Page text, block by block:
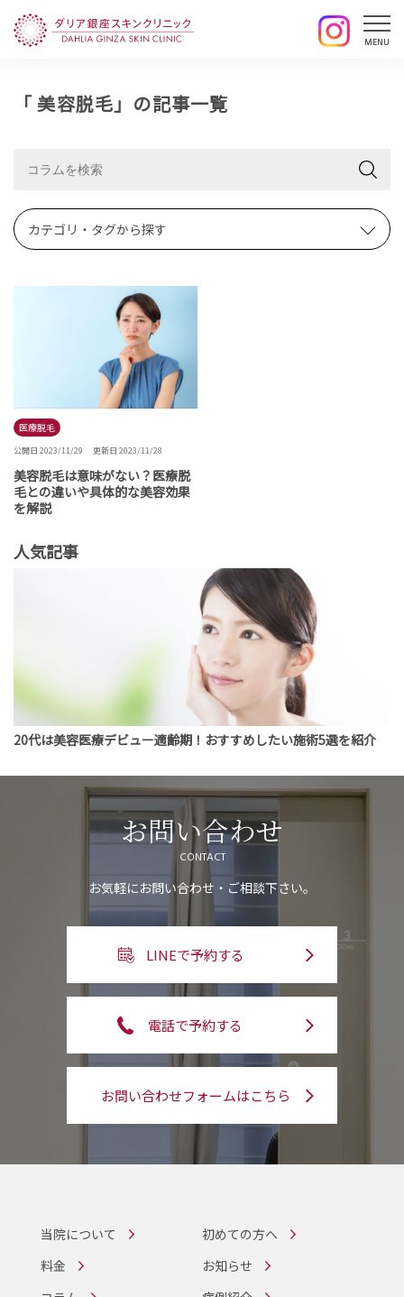
「 美容脱毛」の記事一覧
カテゴリ・タグから探す
医療脱毛
公開日 2023/11/29 更新日 2023/11/28
美容脱毛は意味がない？医療脱
毛との違いや具体的な美容効果
を解説
人気記事
20代は美容医療デビュー適齢期！おすすめしたい施術5選を紹介
お問い合わせ
CONTACT
お気軽にお問い合わせ・ご相談下さい。
LINEで予約する
電話で予約する
お問い合わせフォームはこちら
当院について
初めての方へ
料金
お知らせ